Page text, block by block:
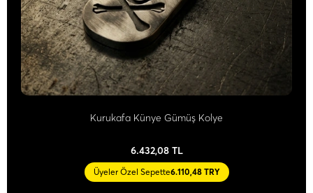
Kurukafa Künye Gümüş Kolye
6.432,08 TL
Üyeler Özel Sepette6.110,48 TRY